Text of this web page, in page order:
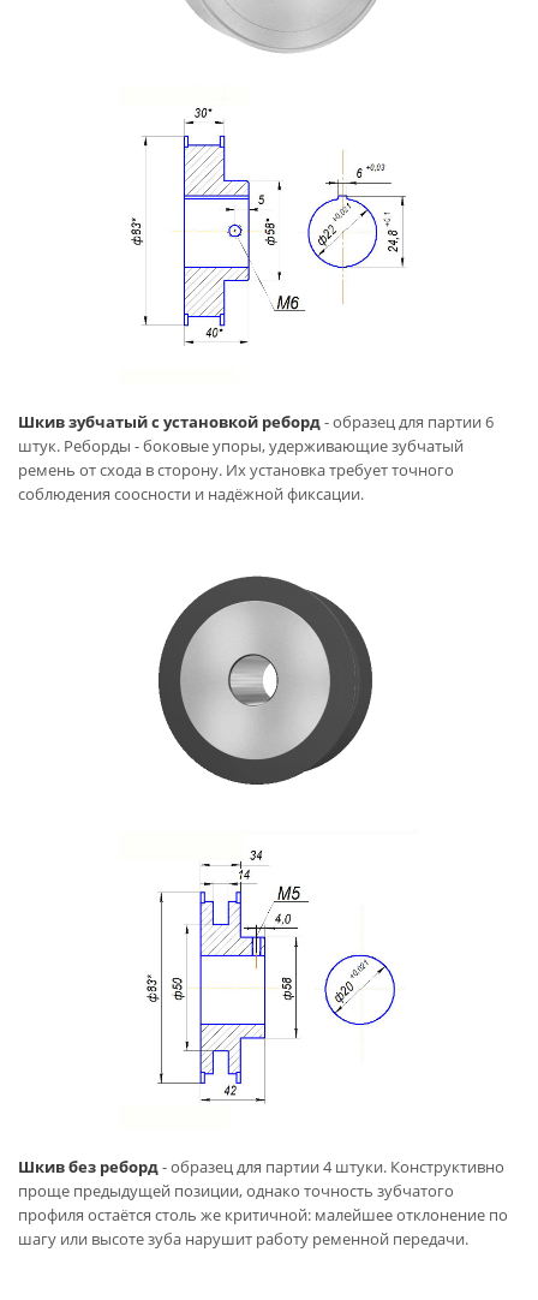
Шкив зубчатый с установкой реборд- образец для партии 6
штук. Реборды - боковые упоры, удерживающие зубчатый
ремень от схода в сторону. Их установка требует точного
соблюдения соосности и надёжной фиксации.
Шкив без реборд- образец для партии 4 штуки. Конструктивно
проще предыдущей позиции, однако точность зубчатого
профиля остаётся столь же критичной: малейшее отклонение по
шагу или высоте зуба нарушит работу ременной передачи.